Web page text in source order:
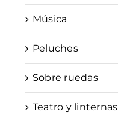
Música
Peluches
Sobre ruedas
Teatro y linternas